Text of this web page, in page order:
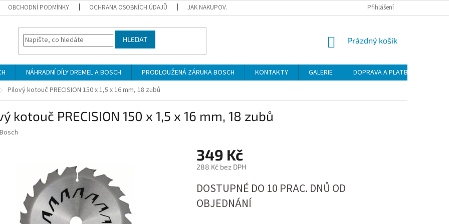
OBCHODNÍ PODMÍNKY OCHRANA OSOBNÍCH ÚDAJŮ JAK NAKUPOVAT Přihlášení
HLEDAT
NÁKUPNÍ
Prázdný košík
NÁHRADNÍ DÍLY DREMEL A BOSCH PRODLOUŽENÁ ZÁRUKA BOSCH KONTAKTY GALERIE DOPRAVA A PLATBA
Pilový kotouč PRECISION 150 x 1,5 x 16 mm, 18 zubů
kotouč PRECISION 150 x 1,5 x 16 mm, 18 zubů
Bosch
349 Kč
288 Kč bez DPH
cena:
DOSTUPNÉ DO 10 PRAC. DNŮ OD
OBJEDNÁNÍ